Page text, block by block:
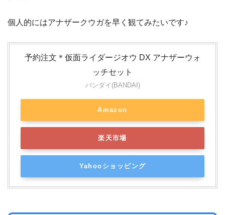
個人的にはアナザークウガを早く観てみたいです♪
予約注文＊仮面ライダージオウ DX アナザーウォ
ッチセット
バンダイ(BANDAI)
Amazon
楽天市場
Yahooショッピング